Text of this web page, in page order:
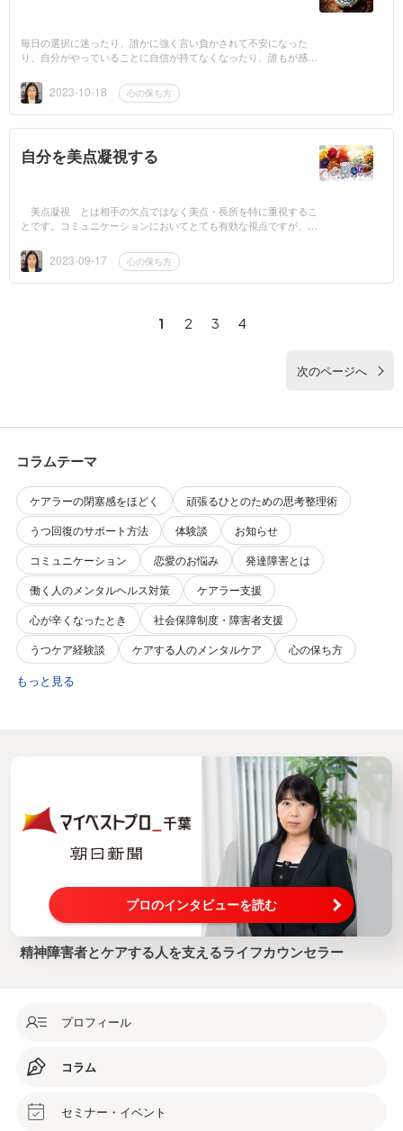
毎日の選択に迷ったり、誰かに強く言い負かされて不安になった
り、自分がやっていることに自信が持てなくなったり。誰もが感じ
ことが役に立ちま...
2023-10-18 心の保ち方
自分を美点凝視する
美点凝視 とは相手の欠点ではなく美点・長所を特に重視するこ
とです。コミュニケーションにおいてとても有効な視点ですが、私
を美点凝視す...
2023-09-17 心の保ち方
1 2 3 4
次のページへ
コラムテーマ
ケアラーの閉塞感をほどく
頑張るひとのための思考整理術
うつ回復のサポート方法
体験談
お知らせ
コミュニケーション
恋愛のお悩み
発達障害とは
働く人のメンタルヘルス対策
ケアラー支援
心が辛くなったとき
社会保障制度・障害者支援
うつケア経験談
ケアする人のメンタルケア 心の保ち方
もっと見る
プロのインタビューを読む
精神障害者とケアする人を支えるライフカウンセラー
プロフィール
コラム
セミナー・イベント